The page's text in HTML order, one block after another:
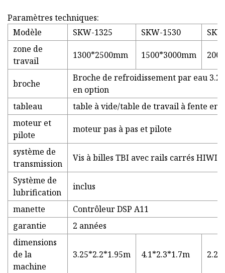
Paramètres techniques:
Modèle
SKW-1325 SKW-1530
zone de
travail
1300*2500mm 1500*3000mm
broche
Broche de refroidissement par eau
en option
tableau
table à vide/table de travail à fente en
moteur et
pilote
moteur pas à pas et pilote
système de
transmission
Vis à billes TBI avec rails carrés HIWIN
Système de
lubrification
inclus
manette
Contrôleur DSP A11
garantie
2 années
dimensions
de la
machine
3.25*2.2*1.95m 4.1*2.3*1.7m